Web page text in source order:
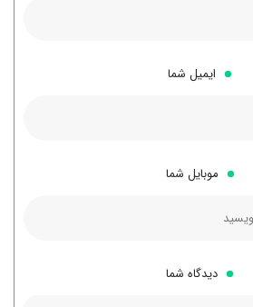
ایمیل شما
موبایل شما
دیدگاه شما